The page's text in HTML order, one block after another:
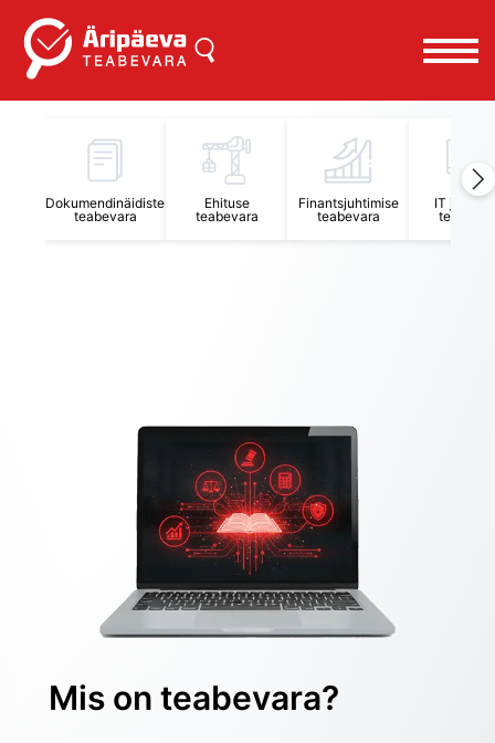
Dokumendinäidiste
teabevara
Ehituse
teabevara
Finantsjuhtimise
teabevara
IT
Mis on teabevara?